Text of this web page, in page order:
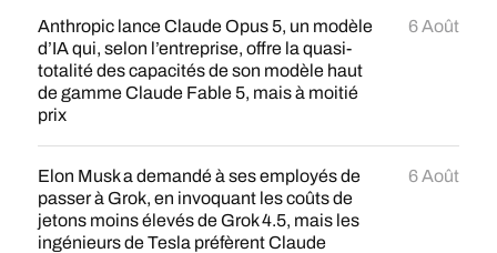
Anthropic lance Claude Opus 5, un modèle
d’IA qui, selon l’entreprise, offre la quasi-
totalité des capacités de son modèle haut
de gamme Claude Fable 5, mais à moitié
prix
6 Août
Elon Musk a demandé à ses employés de
passer à Grok, en invoquant les coûts de
jetons moins élevés de Grok 4.5, mais les
ingénieurs de Tesla préfèrent Claude
6 Août